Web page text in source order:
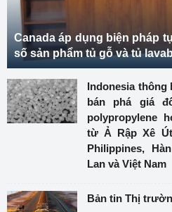
Canada áp dụng biện pháp
số sản phẩm tủ gỗ và tủ
Indonesia thông
bán phá giá
polypropylene
từ Ả Rập Xê
Philippines,
Lan và Việt Nam
Bản tin Thị